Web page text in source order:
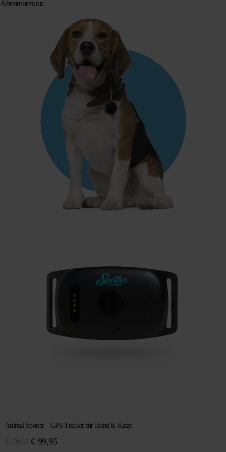
Abenteuertour.
Animal Spotter – GPS Tracker für Hund & Katze
€ 129,95 Ursprünglicher
€ 99,95Aktueller